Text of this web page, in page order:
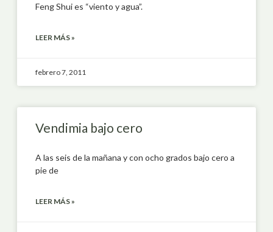
Feng Shui es “viento y agua”.
LEER MÁS »
febrero 7, 2011
Vendimia bajo cero
A las seis de la mañana y con ocho grados bajo cero a
pie de
LEER MÁS »